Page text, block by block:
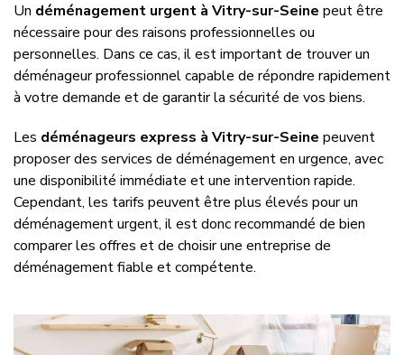
Un déménagement urgent à Vitry-sur-Seine peut être
nécessaire pour des raisons professionnelles ou
personnelles. Dans ce cas, il est important de trouver un
déménageur professionnel capable de répondre rapidement
à votre demande et de garantir la sécurité de vos biens.
Les déménageurs express à Vitry-sur-Seine peuvent
proposer des services de déménagement en urgence, avec
une disponibilité immédiate et une intervention rapide.
Cependant, les tarifs peuvent être plus élevés pour un
déménagement urgent, il est donc recommandé de bien
comparer les offres et de choisir une entreprise de
déménagement fiable et compétente.